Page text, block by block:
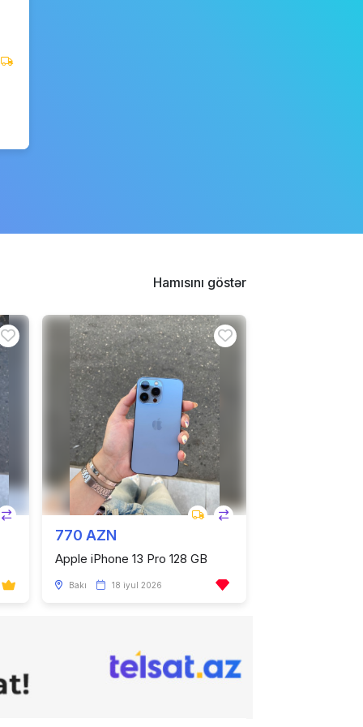
Hamısını göstər
770 AZN
Apple iPhone 13 Pro 128 GB
Bakı 18 iyul 2026